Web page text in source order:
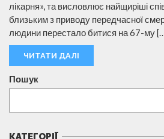
лікарня», та висловлює найщиріші
близьким з приводу передчасної
людини перестало битися на 67-му
ЧИТАТИ ДАЛІ
Пошук
КАТЕГОРІЇ